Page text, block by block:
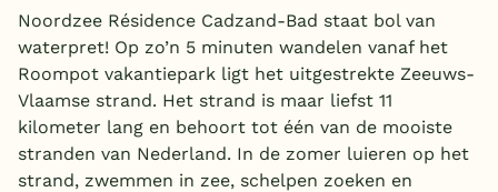
Noordzee Résidence Cadzand-Bad staat bol van
waterpret! Op zo’n 5 minuten wandelen vanaf het
Roompot vakantiepark ligt het uitgestrekte Zeeuws-
Vlaamse strand. Het strand is maar liefst 11
kilometer lang en behoort tot één van de mooiste
stranden van Nederland. In de zomer luieren op het
strand, zwemmen in zee, schelpen zoeken en